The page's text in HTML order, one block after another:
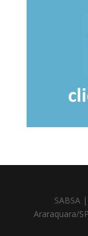
SABSA
Araraquara/